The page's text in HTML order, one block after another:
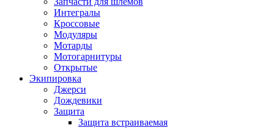
Интегралы
Кроссовые
Модуляры
Мотарды
Мотогарнитуры
Открытые
Экипировка
Джерси
Дождевики
Защита
Защита встраиваемая